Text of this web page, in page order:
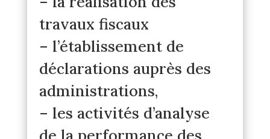
travaux fiscaux
– l’établissement de
déclarations auprès des
administrations,
– les activités d’analyse